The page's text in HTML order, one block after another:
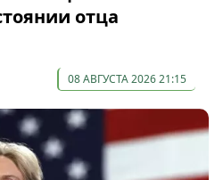
отца
08 АВГУСТА 2026 21:15